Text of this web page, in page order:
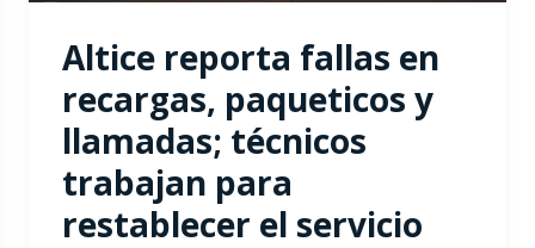
Altice reporta fallas en
recargas, paqueticos y
llamadas; técnicos
trabajan para
restablecer el servicio